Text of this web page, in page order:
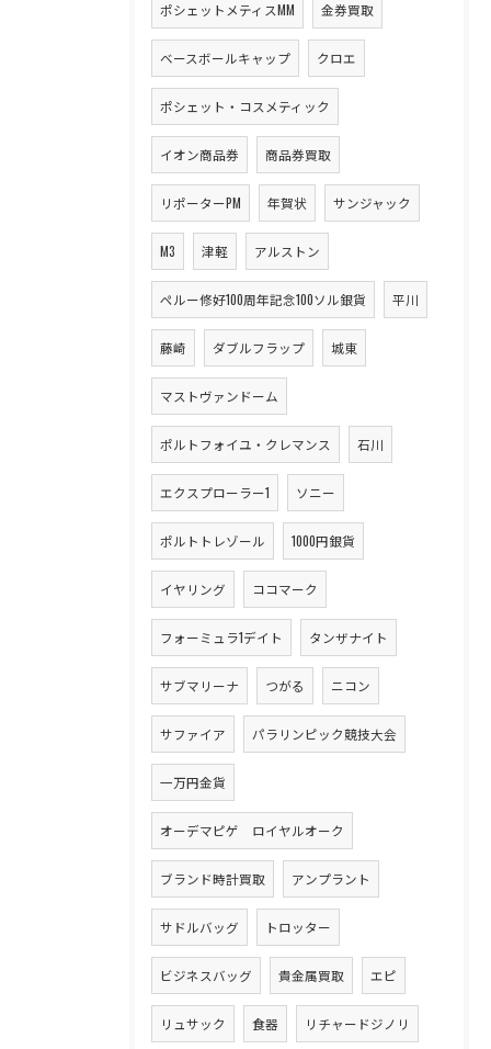
ポシェットメティスMM 金券買取
ベースボールキャップ クロエ
ポシェット・コスメティック
イオン商品券 商品券買取
リポーターPM 年賀状 サンジャック
M3 津軽 アルストン
ペルー修好100周年記念100ソル銀貨 平川
藤崎 ダブルフラップ 城東
マストヴァンドーム
ポルトフォイユ・クレマンス 石川
エクスプローラー1 ソニー
ポルトトレゾール 1000円銀貨
イヤリング ココマーク
フォーミュラ1デイト タンザナイト
サブマリーナ つがる ニコン
サファイア パラリンピック競技大会
一万円金貨
オーデマピゲ ロイヤルオーク
ブランド時計買取 アンプラント
サドルバッグ トロッター
ビジネスバッグ 貴金属買取 エピ
リュサック 食器 リチャードジノリ